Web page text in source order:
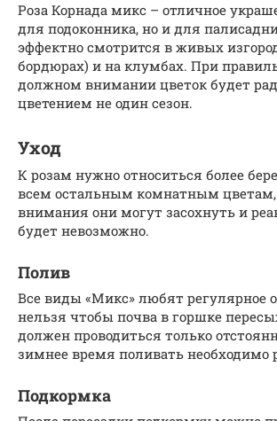
Роза Корнада микс – отличное
для подоконника, но и для
эффектно смотрится в живых
бордюрах) и на клумбах. При
должном внимании цветок будет
цветением не один сезон.
Уход
К розам нужно относиться более
всем остальным комнатным цветам,
внимания они могут засохнуть и
будет невозможно.
Полив
Все виды «Микс» любят регулярное
нельзя чтобы почва в горшке
должен проводиться только
зимнее время поливать необходимо
Подкормка